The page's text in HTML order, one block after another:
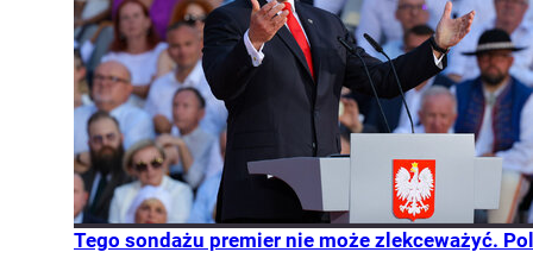
Tego sondażu premier nie może zlekceważyć.